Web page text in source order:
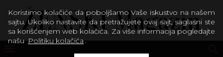
Koristimo kolačiće da poboljšamo Vaše iskustvo na našem
sajtu. Ukoliko nastavite da pretražujete ovaj sajt, saglasni ste
sa korišćenjem web kolačića. Za više informacija pogledajte
našu Politiku kolačića .